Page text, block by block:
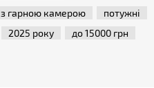
з гарною камерою
потужні
2025 року
до 15000 грн